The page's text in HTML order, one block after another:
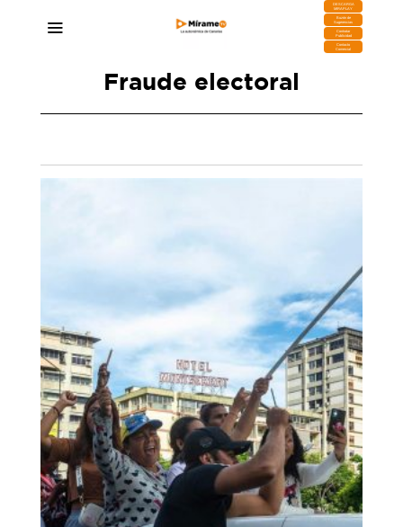
DESCARGA
MIRAPLAY
Buzón de
Sugerencias
Contratar
Publicidad
Contacto
Comercial
Fraude electoral